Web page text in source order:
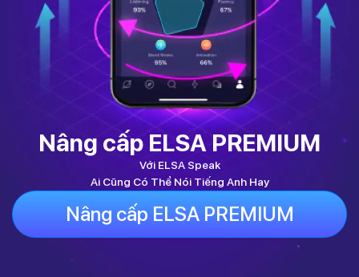
Nâng cấp ELSA PREMIUM
Với ELSA Speak
Ai Cũng Có Thể Nói Tiếng Anh Hay
Nâng cấp ELSA PREMIUM